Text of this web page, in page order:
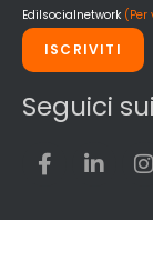
Edilsocialnetwork (Per
ISCRIVITI
Seguici